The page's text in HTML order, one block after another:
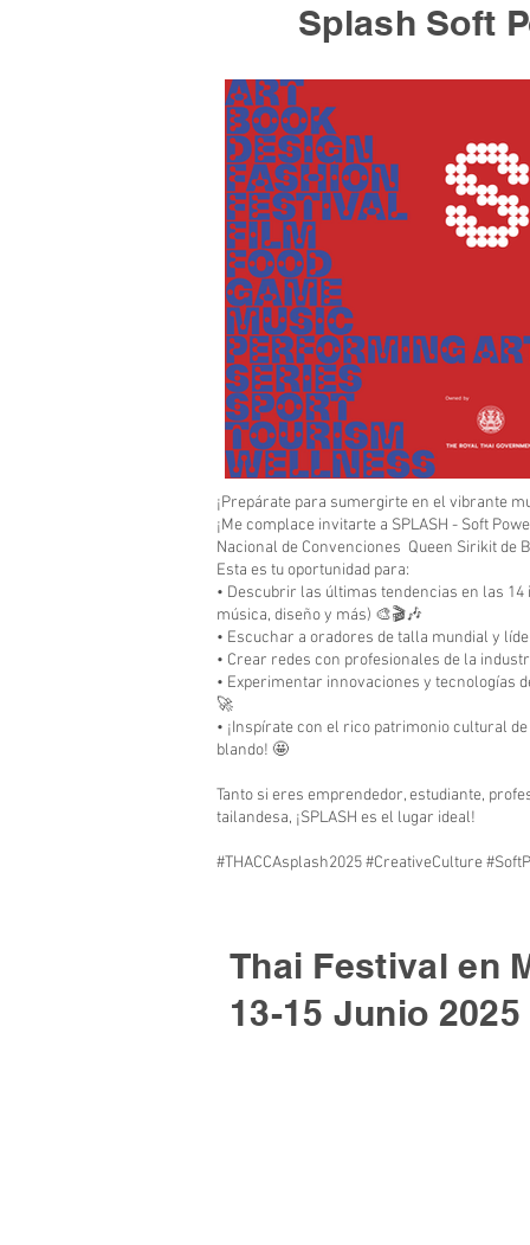
Splash Soft
¡Prepárate para sumergirte en el vibrante
¡Me complace invitarte a SPLASH - Soft
Nacional de Convenciones Queen Sirikit de
Esta es tu oportunidad para:
• Descubrir las últimas tendencias en las
música, diseño y más) 🎨🎬🎶
• Escuchar a oradores de talla mundial y
• Crear redes con profesionales de la
• Experimentar innovaciones y tecnologías
🚀
• ¡Inspírate con el rico patrimonio cultural
blando! 🤩
Tanto si eres emprendedor, estudiante,
tailandesa, ¡SPLASH es el lugar ideal!
#THACCAsplash2025 #CreativeCulture
Thai Festival en
13-15 Junio 2025